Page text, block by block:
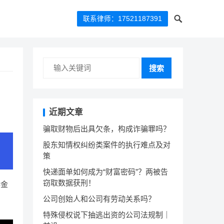
联系律师：17521187391
搜索
近期文章
骗取财物后出具欠条，构成诈骗罪吗？
股东知情权纠纷类案件的执行难点及对
策
快递面单如何成为“财富密码”？两被告
窃取数据获刑！
公司创始人和公司有劳动关系吗？
特殊侵权说下抽逃出资的公司法规制｜